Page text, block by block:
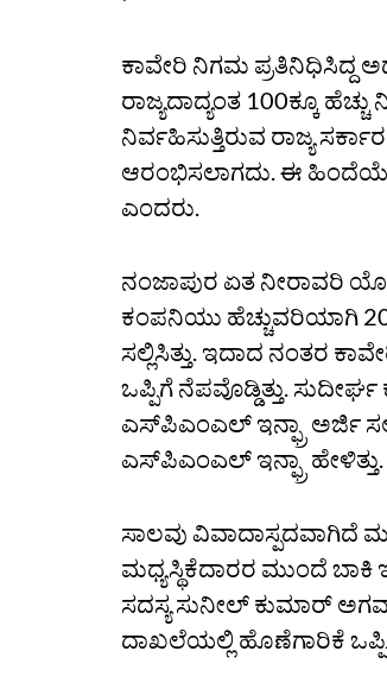
ಕಾವೇರಿ ನಿಗಮ ಪ್ರತಿನಿಧಿಸಿದ್ದ
ರಾಜ್ಯದಾದ್ಯಂತ 100ಕ್ಕೂ
ನಿರ್ವಹಿಸುತ್ತಿರುವ ರಾಜ್ಯ
ಆರಂಭಿಸಲಾಗದು. ಈ
ಎಂದರು.
ನಂಜಾಪುರ ಏತ ನೀರಾವರಿ
ಕಂಪನಿಯು ಹೆಚ್ಚುವರಿಯಾಗಿ
ಸಲ್ಲಿಸಿತ್ತು. ಇದಾದ ನಂತರ
ಒಪ್ಪಿಗೆ ನೆಪವೊಡ್ಡಿತ್ತು.
ಎಸ್‌ಪಿಎಂಎಲ್‌ ಇನ್ಫ್ರಾ ಅರ್ಜಿ
ಎಸ್‌ಪಿಎಂಎಲ್‌ ಇನ್ಫ್ರಾ ಹೇಳಿತ್ತು.
ಸಾಲವು ವಿವಾದಾಸ್ಪದವಾಗಿದೆ
ಮಧ್ಯಸ್ಥಿಕೆದಾರರ ಮುಂದೆ
ಸದಸ್ಯ ಸುನೀಲ್‌ ಕುಮಾರ್‌
ದಾಖಲೆಯಲ್ಲಿ ಹೊಣೆಗಾರಿಕೆ